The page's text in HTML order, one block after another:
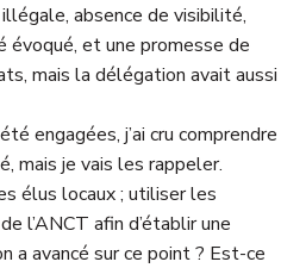
absence de visibilité,
évoqué, et une promesse de
mais la délégation avait aussi
engagées, j’ai cru comprendre
mais je vais les rappeler.
élus locaux ; utiliser les
l’ANCT afin d’établir une
a avancé sur ce point ? Est-ce